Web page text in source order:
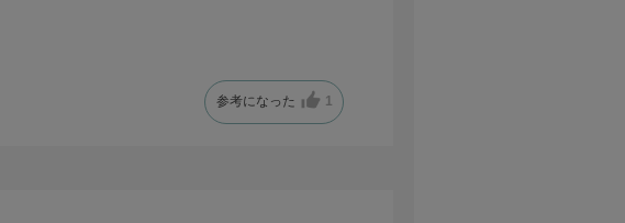
参考になった 1